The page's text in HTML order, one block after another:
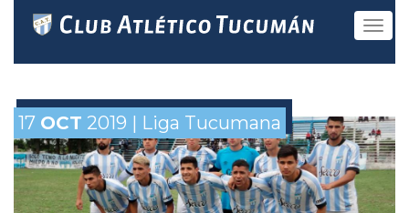
Toggle
17 OCT 2019 | Liga Tucumana